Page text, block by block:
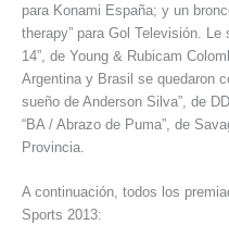
para Konami España; y un
therapy” para Gol Televisión.
14”, de Young & Rubicam
Argentina y Brasil se quedaron
sueño de Anderson Silva”, de
“BA / Abrazo de Puma”, de
Provincia.
A continuación, todos los
Sports 2013: